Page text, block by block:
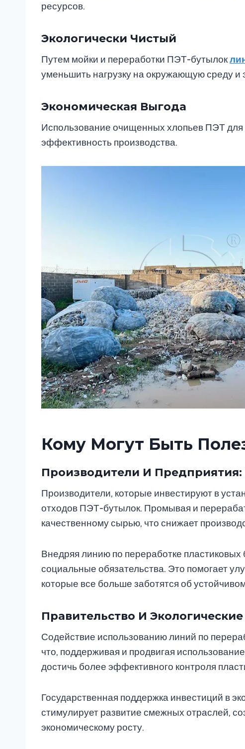
ресурсов.
Экологически Чистый
Путем мойки и переработки ПЭТ-бутылок
уменьшить нагрузку на окружающую среду и
Экономическая Выгода
Использование очищенных хлопьев ПЭТ для
эффективность производства.
Кому Могут Быть
Производители И
Производители, которые инвестируют в
отходов ПЭТ-бутылок. Промывая и
качественному сырью, что снижает
Внедряя линию по переработке
социальные обязательства. Это помогает
которые все больше заботятся об
Правительство И
Содействие использованию линий по
что, поддерживая и продвигая
достичь более эффективного контроля
Государственная поддержка инвестиций в
стимулирует развитие смежных отраслей,
экономическому росту.